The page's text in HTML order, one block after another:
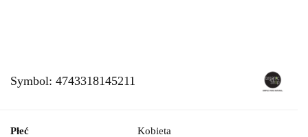
Symbol: 4743318145211
Płeć Kobieta